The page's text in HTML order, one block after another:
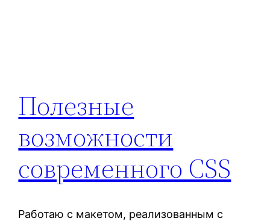
Полезные
возможности
современного CSS
Работаю с макетом, реализованным с